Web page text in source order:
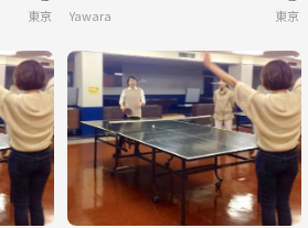
東京 Yawara 東京